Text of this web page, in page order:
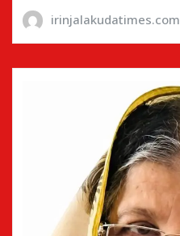
irinjalakudatimes.com